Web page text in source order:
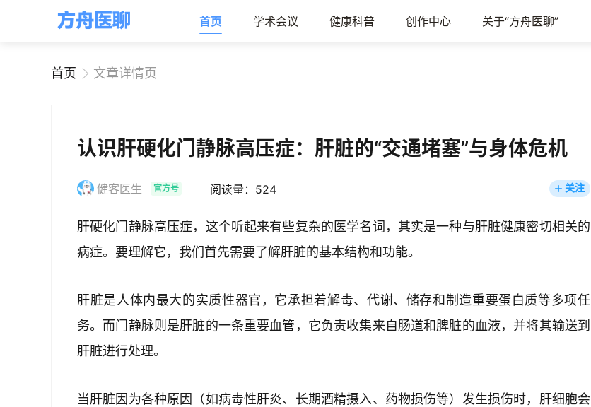
首页 学术会议 健康科普 创作中心 关于“方舟医聊”
首页 文章详情页
认识肝硬化门静脉高压症：肝脏的“交通堵塞”与身体危机
健客医生 官方号 阅读量：524 关注
肝硬化门静脉高压症，这个听起来有些复杂的医学名词，其实是一种与肝脏健康密切相关的
病症。要理解它，我们首先需要了解肝脏的基本结构和功能。
肝脏是人体内最大的实质性器官，它承担着解毒、代谢、储存和制造重要蛋白质等多项任
务。而门静脉则是肝脏的一条重要血管，它负责收集来自肠道和脾脏的血液，并将其输送到
肝脏进行处理。
当肝脏因为各种原因（如病毒性肝炎、长期酒精摄入、药物损伤等）发生损伤时，肝细胞会